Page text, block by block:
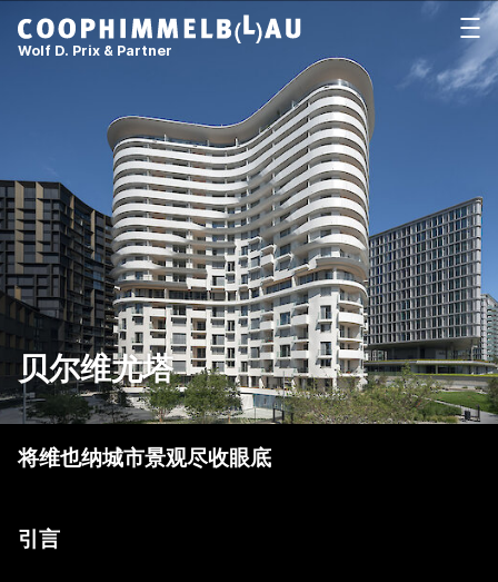
Coop Himmelb(l)au
Wolf D. Prix & Partner
打开
贝尔维尤塔
将维也纳城市景观尽收眼底
引言